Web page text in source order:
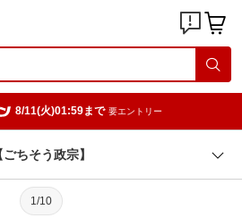
8/11(火)01:59まで 要エントリー
ちそう政宗】
1/10